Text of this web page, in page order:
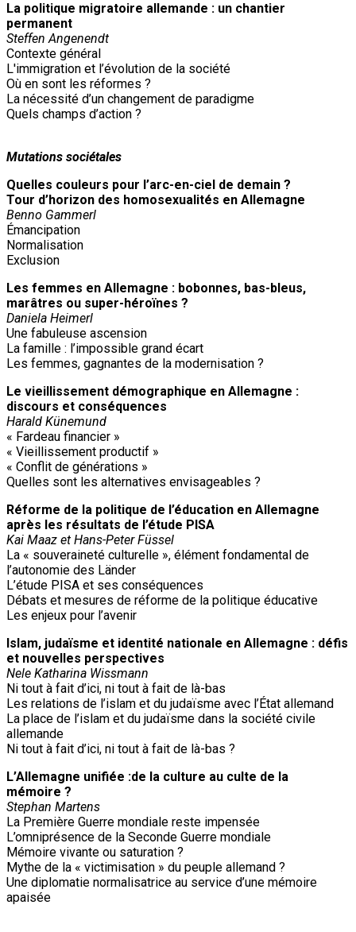
La politique migratoire allemande : un chantier
permanent
Steffen Angenendt
Contexte général
L'immigration et l’évolution de la société
Où en sont les réformes ?
La nécessité d’un changement de paradigme
Quels champs d’action ?
Mutations sociétales
Quelles couleurs pour l’arc-en-ciel de demain ?
Tour d’horizon des homosexualités en Allemagne
Benno Gammerl
Émancipation
Normalisation
Exclusion
Les femmes en Allemagne : bobonnes, bas-bleus,
marâtres ou super-héroïnes ?
Daniela Heimerl
Une fabuleuse ascension
La famille : l’impossible grand écart
Les femmes, gagnantes de la modernisation ?
Le vieillissement démographique en Allemagne :
discours et conséquences
Harald Künemund
« Fardeau financier »
« Vieillissement productif »
« Conflit de générations »
Quelles sont les alternatives envisageables ?
Réforme de la politique de l’éducation en Allemagne
après les résultats de l’étude PISA
Kai Maaz et Hans-Peter Füssel
La « souveraineté culturelle », élément fondamental de
l’autonomie des Länder
L’étude PISA et ses conséquences
Débats et mesures de réforme de la politique éducative
Les enjeux pour l’avenir
Islam, judaïsme et identité nationale en Allemagne : défis
et nouvelles perspectives
Nele Katharina Wissmann
Ni tout à fait d’ici, ni tout à fait de là-bas
Les relations de l’islam et du judaïsme avec l’État allemand
La place de l’islam et du judaïsme dans la société civile
allemande
Ni tout à fait d’ici, ni tout à fait de là-bas ?
L’Allemagne unifiée :de la culture au culte de la
mémoire ?
Stephan Martens
La Première Guerre mondiale reste impensée
L’omniprésence de la Seconde Guerre mondiale
Mémoire vivante ou saturation ?
Mythe de la « victimisation » du peuple allemand ?
Une diplomatie normalisatrice au service d’une mémoire
apaisée